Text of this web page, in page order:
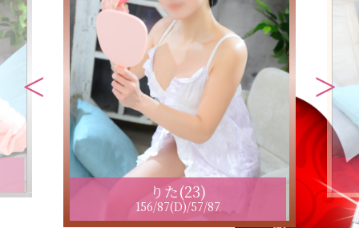
りた(23)
156/87(D)/57/87